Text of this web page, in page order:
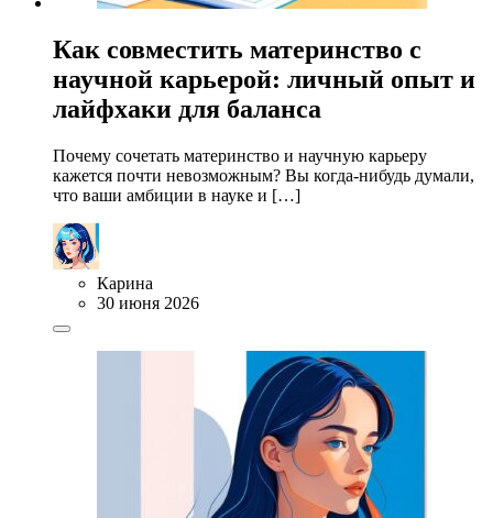
Как совместить материнство с
научной карьерой: личный опыт и
лайфхаки для баланса
Почему сочетать материнство и научную карьеру
кажется почти невозможным? Вы когда-нибудь думали,
что ваши амбиции в науке и […]
Карина
30 июня 2026